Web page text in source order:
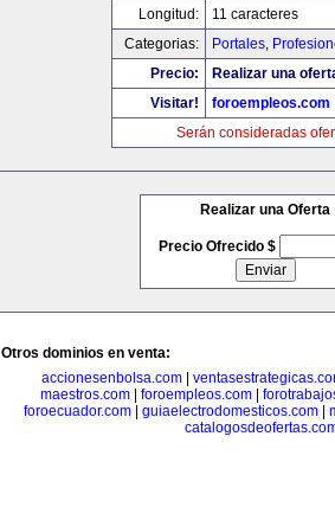
Longitud:
11 caracteres
Categorias:
Portales,
Precio:
Realizar una
Visitar!
foroempleos.com
Serán consideradas
Realizar una Oferta
Precio Ofrecido $
Otros dominios en venta:
accionesenbolsa.com|
maestros.com| foroempleos.com|
foroecuador.com| guiaelectrodomesticos.com|